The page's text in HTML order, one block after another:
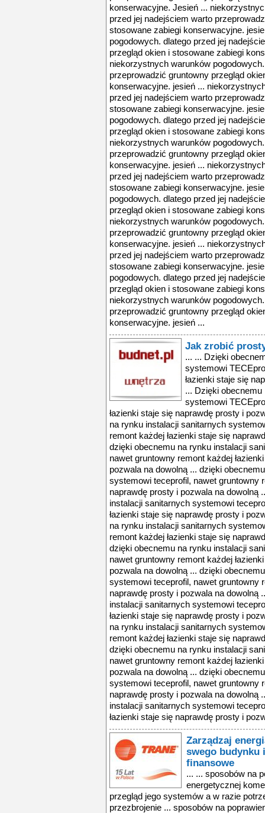
konserwacyjne. Jesień ...
przed jej nadejściem warto
stosowane zabiegi konserwacyjne.
pogodowych. dlatego przed jej
przegląd okien i stosowane zabiegi
niekorzystnych warunków
przeprowadzić gruntowny przegląd
konserwacyjne. jesień ...
przed jej nadejściem warto
stosowane zabiegi konserwacyjne.
pogodowych. dlatego przed jej
przegląd okien i stosowane zabiegi
niekorzystnych warunków
przeprowadzić gruntowny przegląd
konserwacyjne. jesień ...
przed jej nadejściem warto
stosowane zabiegi konserwacyjne.
pogodowych. dlatego przed jej
przegląd okien i stosowane zabiegi
niekorzystnych warunków
przeprowadzić gruntowny przegląd
konserwacyjne. jesień ...
przed jej nadejściem warto
stosowane zabiegi konserwacyjne.
pogodowych. dlatego przed jej
przegląd okien i stosowane zabiegi
niekorzystnych warunków
przeprowadzić gruntowny przegląd
konserwacyjne. jesień ...
Jak zrobić
... ... Dzięki
systemowi
łazienki staje się
... Dzięki
systemowi
łazienki staje się naprawdę prosty i
na rynku instalacji sanitarnych
remont każdej łazienki staje się
dzięki obecnemu na rynku instalacji
nawet gruntowny remont każdej
pozwala na dowolną ... dzięki
systemowi teceprofil, nawet gruntowny
naprawdę prosty i pozwala na dowolną
instalacji sanitarnych systemowi
łazienki staje się naprawdę prosty i
na rynku instalacji sanitarnych
remont każdej łazienki staje się
dzięki obecnemu na rynku instalacji
nawet gruntowny remont każdej
pozwala na dowolną ... dzięki
systemowi teceprofil, nawet gruntowny
naprawdę prosty i pozwala na dowolną
instalacji sanitarnych systemowi
łazienki staje się naprawdę prosty i
na rynku instalacji sanitarnych
remont każdej łazienki staje się
dzięki obecnemu na rynku instalacji
nawet gruntowny remont każdej
pozwala na dowolną ... dzięki
systemowi teceprofil, nawet gruntowny
naprawdę prosty i pozwala na dowolną
instalacji sanitarnych systemowi
łazienki staje się naprawdę prosty i
Zarządzaj
swego budynku
finansowe
... ... sposobów na
energetycznej
przegląd jego systemów a w razie
przezbrojenie ... sposobów na